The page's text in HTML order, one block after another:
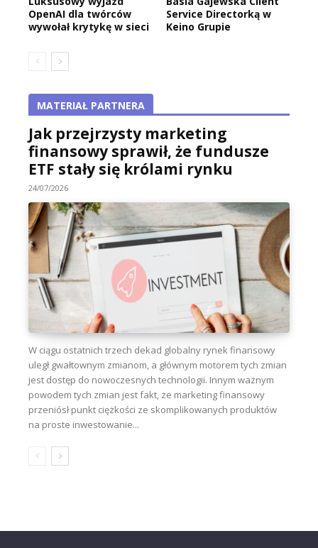
OpenAI dla twórców
wywołał krytykę w sieci
Service Directorką w
Keino Grupie
MATERIAŁ PARTNERA
Jak przejrzysty marketing
finansowy sprawił, że fundusze
ETF stały się królami rynku
24/07/2026
W ciągu ostatnich trzech dekad globalny rynek finansowy
uległ gwałtownym zmianom, a głównym motorem tych zmian
jest dostęp do nowoczesnych technologii. Innym ważnym
powodem tych zmian jest fakt, że marketing finansowy
przeniósł punkt ciężkości ze skomplikowanych produktów
na proste inwestowanie...